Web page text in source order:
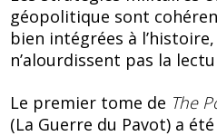
géopolitique sont
bien intégrées à
n’alourdissent pas la
Le premier tome de The
(La Guerre du Pavot) a